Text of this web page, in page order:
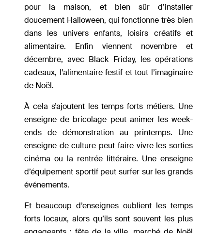
pour la maison, et bien sûr d’installer
doucement Halloween, qui fonctionne très bien
dans les univers enfants, loisirs créatifs et
alimentaire. Enfin viennent novembre et
décembre, avec Black Friday, les opérations
cadeaux, l’alimentaire festif et tout l’imaginaire
de Noël.
À cela s’ajoutent les temps forts métiers. Une
enseigne de bricolage peut animer les week-
ends de démonstration au printemps. Une
enseigne de culture peut faire vivre les sorties
cinéma ou la rentrée littéraire. Une enseigne
d’équipement sportif peut surfer sur les grands
événements.
Et beaucoup d’enseignes oublient les temps
forts locaux, alors qu’ils sont souvent les plus